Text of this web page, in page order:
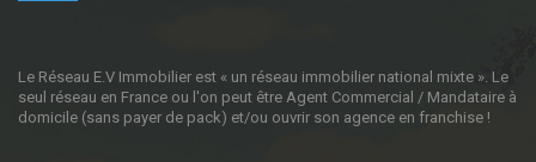
Le Réseau E.V Immobilier est « un réseau immobilier national mixte ». Le
seul réseau en France ou l'on peut être Agent Commercial / Mandataire à
domicile (sans payer de pack) et/ou ouvrir son agence en franchise !